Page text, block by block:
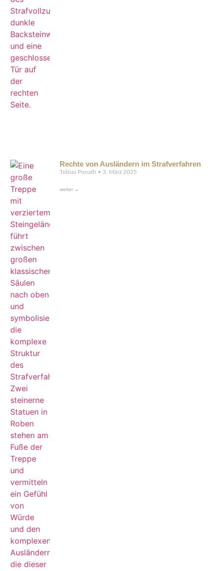
Rechte von Ausländern im Strafverfahren
Tobias Ponath 3. März 2025
weiter →